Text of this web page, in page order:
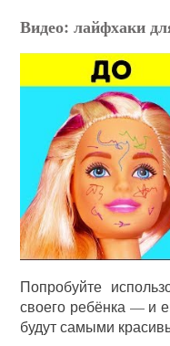
Видео: лайфхаки
Попробуйте
своего ребёнка — и
будут самыми